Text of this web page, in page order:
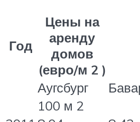
Год
Цены на
аренду
домов
(евро/м 2 )
Аугсбург
100 м 2